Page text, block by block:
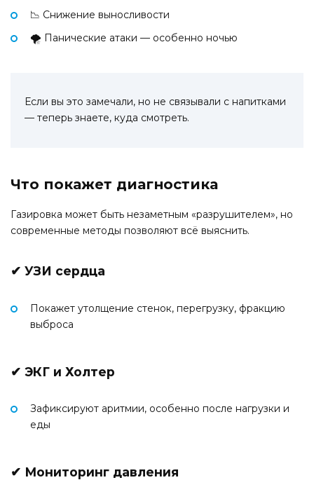
📉 Снижение выносливости
🌪 Панические атаки — особенно ночью
Если вы это замечали, но не связывали с напитками
— теперь знаете, куда смотреть.
Что покажет диагностика
Газировка может быть незаметным «разрушителем», но
современные методы позволяют всё выяснить.
✔ УЗИ сердца
Покажет утолщение стенок, перегрузку, фракцию
выброса
✔ ЭКГ и Холтер
Зафиксируют аритмии, особенно после нагрузки и
еды
✔ Мониторинг давления